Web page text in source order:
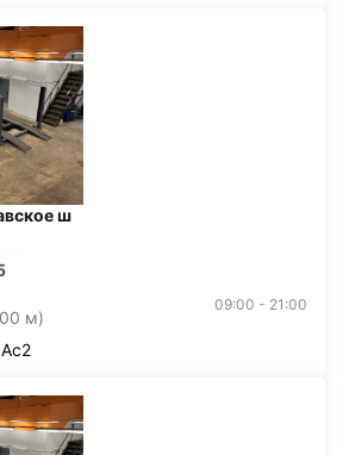
ш
м)
09:00 - 21:00